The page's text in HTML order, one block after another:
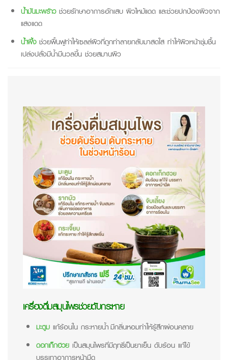
น้ำมันมะพร้าวช่วยรักษาอาการอักเสบ ผิวไหม้แดด และช่วยปกป้องผิวจาก
แสงแดด
น้ำผึ้งช่วยฟื้นฟูทำให้เซลล์ผิวที่ถูกทำลายกลับมาสดใส ทำให้ผิวหน้าชุ่มชื้น
เปล่งปลั่งมีน้ำมีนวลขึ้น ช่วยสมานผิว
เครื่องดื่มสมุนไพรช่วยดับกระหาย
มะตูม แก้ร้อนใน กระหายน้ำ มีกลิ่นหอมทำให้รู้สึกผ่อนคลาย
ดอกเก็กฮวย เป็นสมุนไพรที่มีฤทธิ์เป็นยาเย็น ดับร้อน แก้ไข้
บรรเทาอาการหน้ามืด